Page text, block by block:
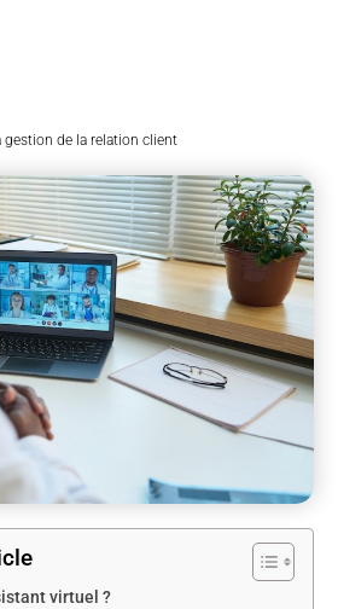
gestion de la relation client
virtuel ?